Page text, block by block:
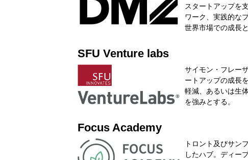
スタートアップを
ワーク、実践的な
世界市場での成長
SFU Venture labs
サイモン・フレー
ートアップの成長
軽減、あるいは生
を強みとする。
Focus Academy
トロント及びサン
したハブ。ディー